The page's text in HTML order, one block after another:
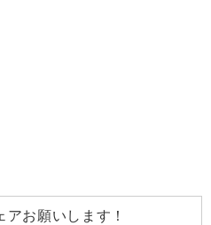
お願いします！